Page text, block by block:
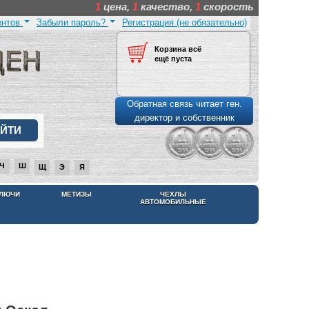
1 цена, 1 качество, 1 скорость
Регистрация (не обязательно)
Забыли пароль?
Корзина всё
ещё пуста
Обратная связь читает ген.
директор и собственник
Ч Ш Щ Э Я
МЕТИЗЫ
ЧЕХЛЫ
АВТОМОБИЛЬНЫЕ